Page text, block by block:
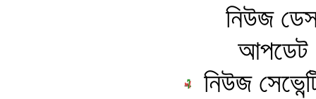
নিউজ
আপডেট
নিউজ